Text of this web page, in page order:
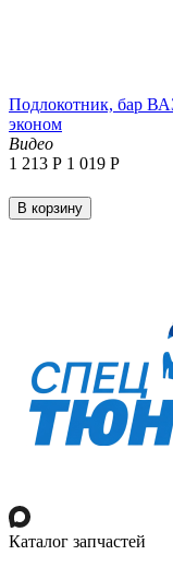
Подлокотник, бар
эконом
Видео
1 213 Р 1 019 Р
В корзину
Каталог запчастей